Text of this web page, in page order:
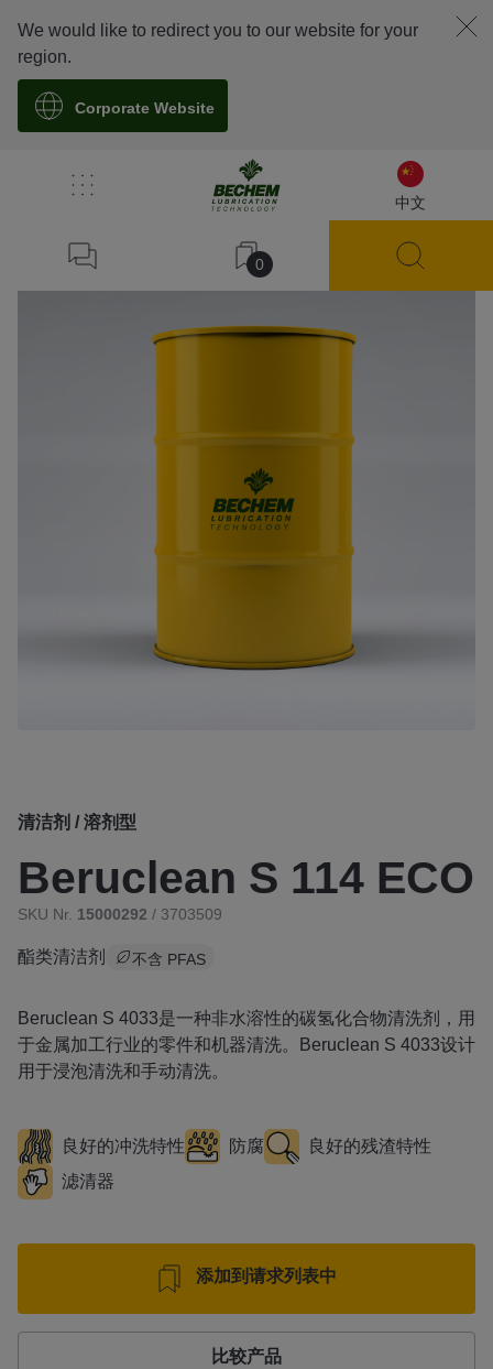
中文
0
We would like to redirect you to our website for your
region.
Corporate Website
溯源
清洁剂 / 溶剂型
Beruclean S 114 ECO
SKU Nr. 15000292 / 3703509
酯类清洁剂 不含 PFAS
Beruclean S 4033是一种非水溶性的碳氢化合物清洗剂，用
于金属加工行业的零件和机器清洗。Beruclean S 4033设计
用于浸泡清洗和手动清洗。
良好的冲洗特性 防腐
良好的残渣特性
滤清器
添加到请求列表中
比较产品